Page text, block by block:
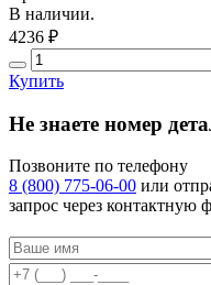
В наличии.
4236 ₽
Купить
Не знаете номер
Позвоните по телефону
8 (800) 775-06-00 или
запрос через контактную